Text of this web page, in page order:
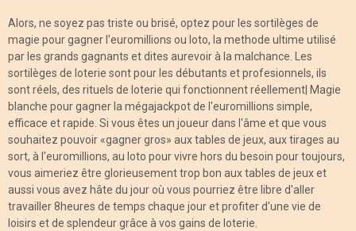
Alors, ne soyez pas triste ou brisé, optez pour les sortilèges de
magie pour gagner l'euromillions ou loto, la methode ultime utilisé
par les grands gagnants et dites aurevoir à la malchance. Les
sortilèges de loterie sont pour les débutants et profesionnels, ils
sont réels, des rituels de loterie qui fonctionnent réellement| Magie
blanche pour gagner la mégajackpot de l'euromillions simple,
efficace et rapide. Si vous êtes un joueur dans l'âme et que vous
souhaitez pouvoir «gagner gros» aux tables de jeux, aux tirages au
sort, à l'euromillions, au loto pour vivre hors du besoin pour toujours,
vous aimeriez être glorieusement trop bon aux tables de jeux et
aussi vous avez hâte du jour où vous pourriez être libre d'aller
travailler 8heures de temps chaque jour et profiter d'une vie de
loisirs et de splendeur grâce à vos gains de loterie.